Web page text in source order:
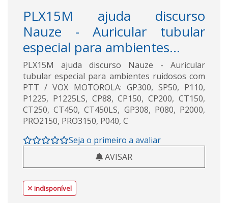
PLX15M ajuda discurso
Nauze - Auricular tubular
especial para ambientes...
PLX15M ajuda discurso Nauze - Auricular
tubular especial para ambientes ruidosos com
PTT / VOX MOTOROLA: GP300, SP50, P110,
P1225, P1225LS, CP88, CP150, CP200, CT150,
CT250, CT450, CT450LS, GP308, P080, P2000,
PRO2150, PRO3150, P040, C
Seja o primeiro a avaliar
AVISAR
indisponível